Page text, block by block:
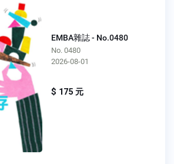
EMBA雜誌 - No.0480
No. 0480
2026-08-01
$ 175 元